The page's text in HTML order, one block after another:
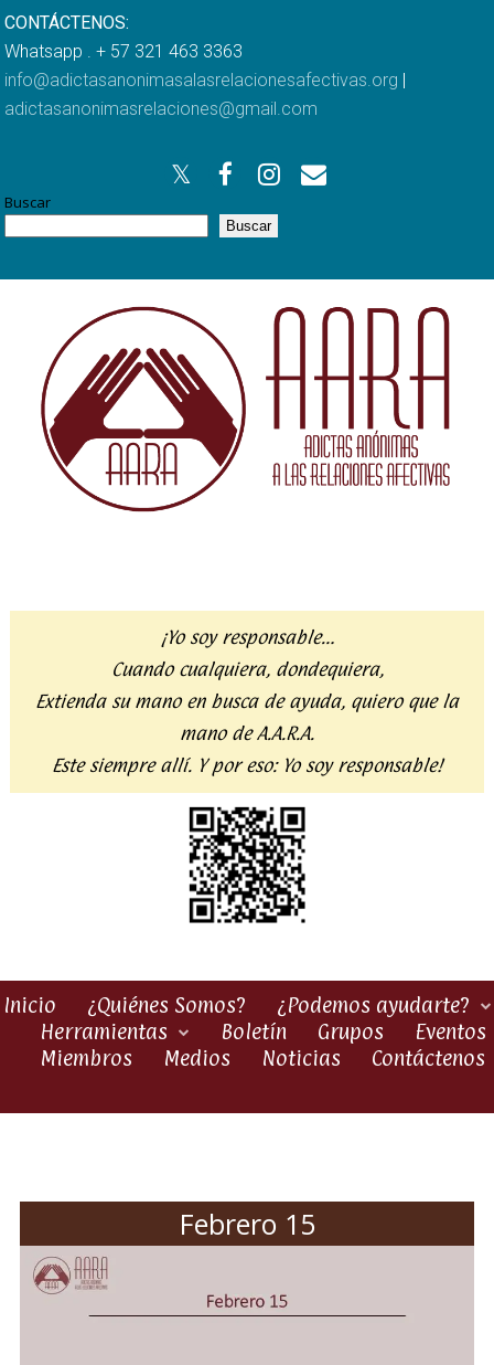
CONTÁCTENOS:
Whatsapp . + 57 321 463 3363
info@adictasanonimasalasrelacionesafectivas.org |
adictasanonimasrelaciones@gmail.com
Buscar
Buscar
¡Yo soy responsable…
Cuando cualquiera, dondequiera,
Extienda su mano en busca de ayuda, quiero que la
mano de A.A.R.A.
Este siempre allí. Y por eso: Yo soy responsable!
Inicio ¿Quiénes Somos?
¿Podemos ayudarte?
Herramientas
Boletín Grupos
Eventos
Miembros
Medios Noticias Contáctenos
Febrero 15